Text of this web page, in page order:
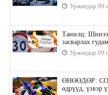
Уржигдар 09
Танилц:
засварлах
Уржигдар 09
ӨНӨӨДӨР:
өдрүүд, үзвэр